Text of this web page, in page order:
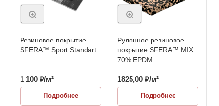
Резиновое покрытие
SFERA™ Sport Standart
1 100 ₽/м²
Подробнее
Рулонное резиновое
покрытие SFERA™ MIX
70% EPDM
1825,00 ₽/м²
Подробнее